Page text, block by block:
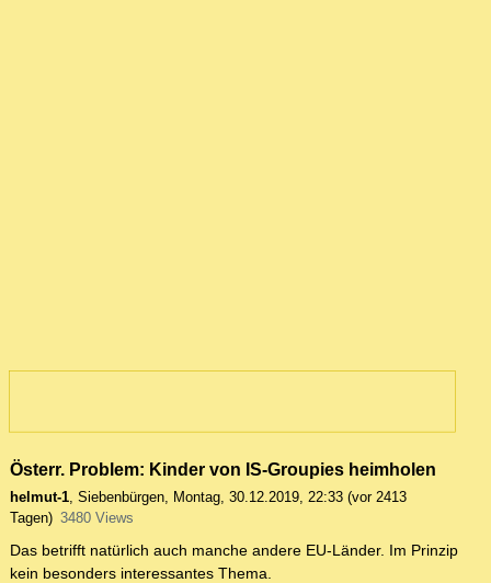
Österr. Problem: Kinder von IS-Groupies heimholen
helmut-1 Siebenbürgen Montag, 30.12.2019, 22:33 (vor 2413
Tagen) 3480 Views
Das betrifft natürlich auch manche andere EU-Länder. Im Prinzip
kein besonders interessantes Thema.